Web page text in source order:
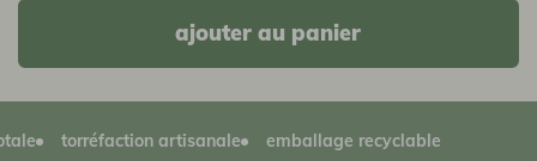
ajouter au panier
torréfaction artisanale emballage recyclable